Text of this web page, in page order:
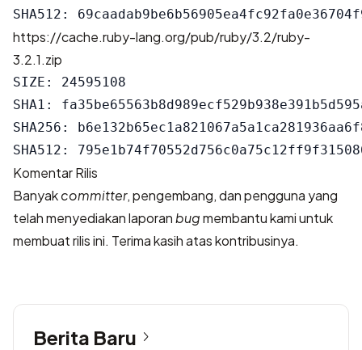
https://cache.ruby-lang.org/pub/ruby/3.2/ruby-
3.2.1.zip
SIZE: 24595108
SHA1:
SHA256:
Komentar Rilis
Banyakcommitter, pengembang, dan pengguna yang
telah menyediakan laporanbugmembantu kami untuk
membuat rilis ini. Terima kasih atas kontribusinya.
Berita Baru